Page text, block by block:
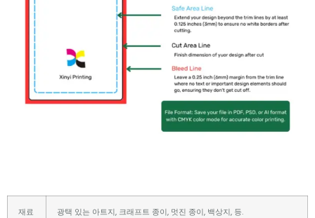
재료 광택 있는 아트지, 크래프트 종이, 멋진 종이, 백상지, 등.